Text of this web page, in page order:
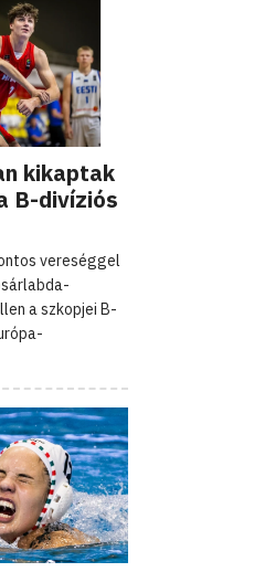
kikaptak
B-divíziós
vereséggel
a szkopjei B-